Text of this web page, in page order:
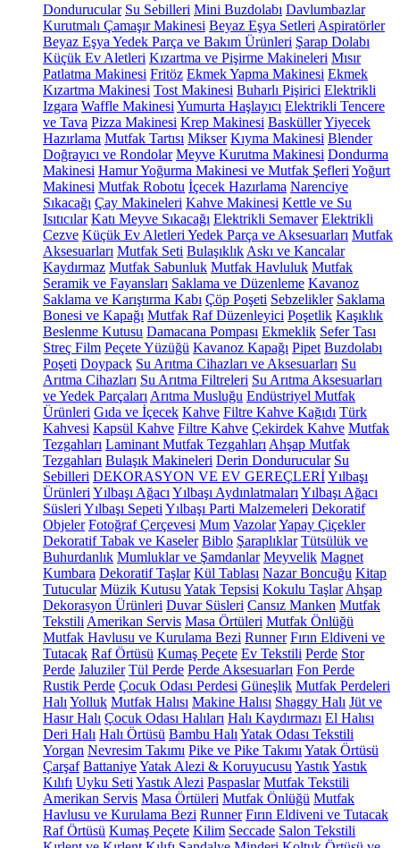
Dondurucular Su Sebilleri Mini Buzdolabı Davlumbazlar
Kurutmalı Çamaşır Makinesi Beyaz Eşya Setleri Aspiratörler
Beyaz Eşya Yedek Parça ve Bakım Ürünleri Şarap Dolabı
Küçük Ev Aletleri Kızartma ve Pişirme Makineleri Mısır
Patlatma Makinesi Fritöz Ekmek Yapma Makinesi Ekmek
Kızartma Makinesi Tost Makinesi Buharlı Pişirici Elektrikli
Izgara Waffle Makinesi Yumurta Haşlayıcı Elektrikli Tencere
ve Tava Pizza Makinesi Krep Makinesi BasküllerYiyecek
Hazırlama Mutfak Tartısı Mikser Kıyma Makinesi Blender
Doğrayıcı ve Rondolar Meyve Kurutma Makinesi Dondurma
Makinesi Hamur Yoğurma Makinesi ve Mutfak Şefleri Yoğurt
Makinesi Mutfak Robotu İçecek Hazırlama Narenciye
Sıkacağı Çay Makineleri Kahve Makinesi Kettle ve Su
Isıtıcılar Katı Meyve Sıkacağı Elektrikli Semaver Elektrikli
Cezve Küçük Ev Aletleri Yedek Parça ve Aksesuarları Mutfak
Aksesuarları Mutfak Seti Bulaşıklık Askı ve Kancalar
Kaydırmaz Mutfak Sabunluk Mutfak Havluluk Mutfak
Seramik ve Fayansları Saklama ve Düzenleme Kavanoz
Saklama ve Karıştırma Kabı Çöp Poşeti Sebzelikler Saklama
Bonesi ve Kapağı Mutfak Raf Düzenleyici Poşetlik Kaşıklık
Beslenme Kutusu Damacana Pompası Ekmeklik Sefer Tası
Streç Film Peçete Yüzüğü Kavanoz Kapağı Pipet Buzdolabı
Poşeti Doypack Su Arıtma Cihazları ve Aksesuarları Su
Arıtma Cihazları Su Arıtma Filtreleri Su Arıtma Aksesuarları
ve Yedek Parçaları Arıtma Musluğu Endüstriyel Mutfak
Ürünleri Gıda ve İçecek Kahve Filtre Kahve Kağıdı Türk
Kahvesi Kapsül Kahve Filtre Kahve Çekirdek Kahve Mutfak
Tezgahları Laminant Mutfak Tezgahları Ahşap Mutfak
Tezgahları Bulaşık Makineleri Derin Dondurucular Su
Sebilleri DEKORASYON VE EV GEREÇLERİYılbaşı
Ürünleri Yılbaşı Ağacı Yılbaşı Aydınlatmaları Yılbaşı Ağacı
Süsleri Yılbaşı Sepeti Yılbaşı Parti Malzemeleri Dekoratif
Objeler Fotoğraf Çerçevesi Mum VazolarYapay Çiçekler
Dekoratif Tabak ve Kaseler Biblo Şaraplıklar Tütsülük ve
Buhurdanlık Mumluklar ve Şamdanlar Meyvelik Magnet
Kumbara Dekoratif Taşlar Kül Tablası Nazar Boncuğu Kitap
Tutucular Müzik Kutusu Yatak Tepsisi Kokulu Taşlar Ahşap
Dekorasyon Ürünleri Duvar Süsleri Cansız Manken Mutfak
Tekstili Amerikan Servis Masa Örtüleri Mutfak Önlüğü
Mutfak Havlusu ve Kurulama Bezi Runner Fırın Eldiveni ve
Tutacak Raf Örtüsü Kumaş Peçete Ev Tekstili Perde Stor
Perde Jaluziler Tül Perde Perde Aksesuarları Fon Perde
Rustik Perde Çocuk Odası Perdesi Güneşlik Mutfak Perdeleri
Halı Yolluk Mutfak Halısı Makine Halısı Shaggy Halı Jüt ve
Hasır Halı Çocuk Odası Halıları Halı Kaydırmazı El Halısı
Deri Halı Halı Örtüsü Bambu Halı Yatak Odası Tekstili
Yorgan Nevresim Takımı Pike ve Pike Takımı Yatak Örtüsü
Çarşaf BattaniyeYatak Alezi & Koruyucusu YastıkYastık
Kılıfı Uyku Seti Yastık Alezi Paspaslar Mutfak Tekstili
Amerikan Servis Masa Örtüleri Mutfak Önlüğü Mutfak
Havlusu ve Kurulama Bezi Runner Fırın Eldiveni ve Tutacak
Raf Örtüsü Kumaş Peçete Kilim Seccade Salon Tekstili